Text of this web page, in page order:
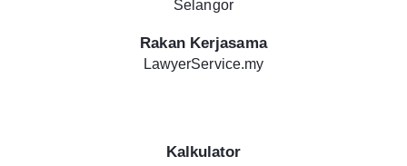
Selangor
Rakan Kerjasama
LawyerService.my
Kalkulator